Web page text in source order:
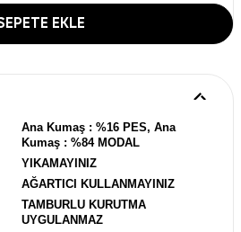
EKLE
Ana Kumaş : %16 PES, Ana
Kumaş : %84 MODAL
YIKAMAYINIZ
AĞARTICI KULLANMAYINIZ
TAMBURLU KURUTMA
UYGULANMAZ